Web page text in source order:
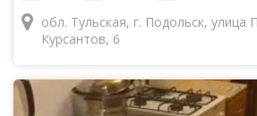
обл. Тульская, г. Подольск, улица
Курсантов, 6